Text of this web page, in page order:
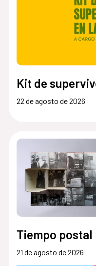
Kit de
22 de agosto de 2026
Tiempo postal
21 de agosto de 2026